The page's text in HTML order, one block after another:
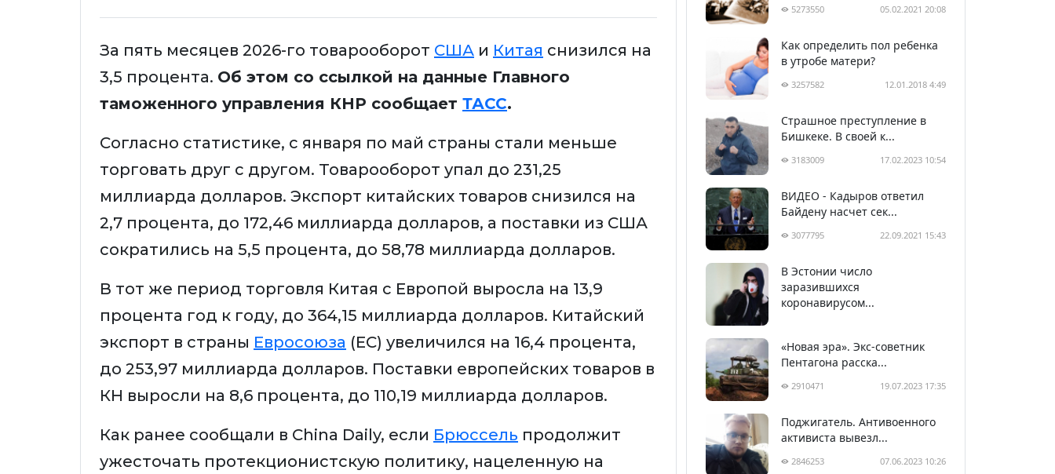
За пять месяцев 2026-го товарооборот США и Китая снизился на
3,5 процента. Об этом со ссылкой на данные Главного
таможенного управления КНР сообщает ТАСС.
Согласно статистике, с января по май страны стали меньше
торговать друг с другом. Товарооборот упал до 231,25
миллиарда долларов. Экспорт китайских товаров снизился на
2,7 процента, до 172,46 миллиарда долларов, а поставки из США
сократились на 5,5 процента, до 58,78 миллиарда долларов.
В тот же период торговля Китая с Европой выросла на 13,9
процента год к году, до 364,15 миллиарда долларов. Китайский
экспорт в страны Евросоюза (ЕС) увеличился на 16,4 процента,
до 253,97 миллиарда долларов. Поставки европейских товаров в
КН выросли на 8,6 процента, до 110,19 миллиарда долларов.
Как ранее сообщали в China Daily, если Брюссель продолжит
ужесточать протекционистскую политику, нацеленную на
5273550 05.02.2021 20:08
Как определить пол ребенка
в утробе матери?
3257582 12.01.2018 4:49
Страшное преступление в
Бишкеке. В своей к...
3183009 17.02.2023 10:54
ВИДЕО - Кадыров ответил
Байдену насчет сек...
3077795 22.09.2021 15:43
В Эстонии число
заразившихся
коронавирусом...
«Новая эра». Экс-советник
Пентагона расска...
2910471 19.07.2023 17:35
Поджигатель. Антивоенного
активиста вывезл...
2846253 07.06.2023 10:26